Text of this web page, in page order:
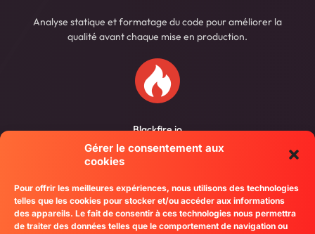
Gérer le consentement aux
cookies
Pour offrir les meilleures expériences, nous utilisons des technologies
telles que les cookies pour stocker et/ou accéder aux informations
des appareils. Le fait de consentir à ces technologies nous permettra
de traiter des données telles que le comportement de navigation ou
Analyse statique et formatage du code pour améliorer la
qualité avant chaque mise en production.
Blackfire.io
Profilage automatisé pour optimiser les performances et